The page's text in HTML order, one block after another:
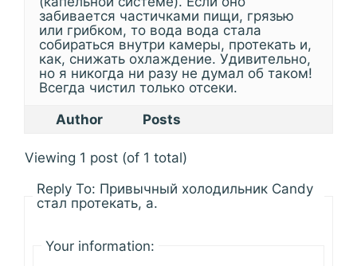
забивается частичками пищи, грязью
или грибком, то вода вода стала
собираться внутри камеры, протекать и,
как, снижать охлаждение. Удивительно,
но я никогда ни разу не думал об таком!
Всегда чистил только отсеки.
Author
Posts
Viewing 1 post (of 1 total)
Reply To: Привычный холодильник Candy
стал протекать, а.
Your information: